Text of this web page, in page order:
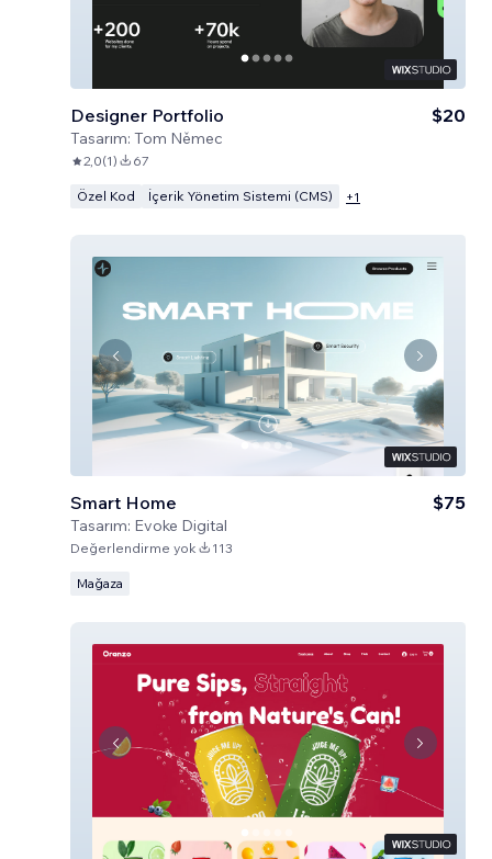
Designer Portfolio
Tasarım: Tom Němec
$20
2,0(1) 67
Özel Kod İçerik Yönetim Sistemi (CMS) +1
Smart Home
Tasarım: Evoke Digital
$75
Değerlendirme yok 113
Mağaza